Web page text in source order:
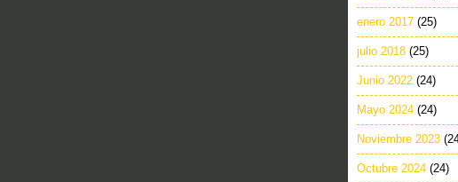
enero 2017 (25)
julio 2018 (25)
Junio 2022 (24)
Mayo 2024 (24)
Noviembre 2023
Octubre 2024 (24)